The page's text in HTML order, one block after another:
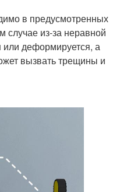
в предусмотренных
случае из-за неравной
или деформируется, а
вызвать трещины и